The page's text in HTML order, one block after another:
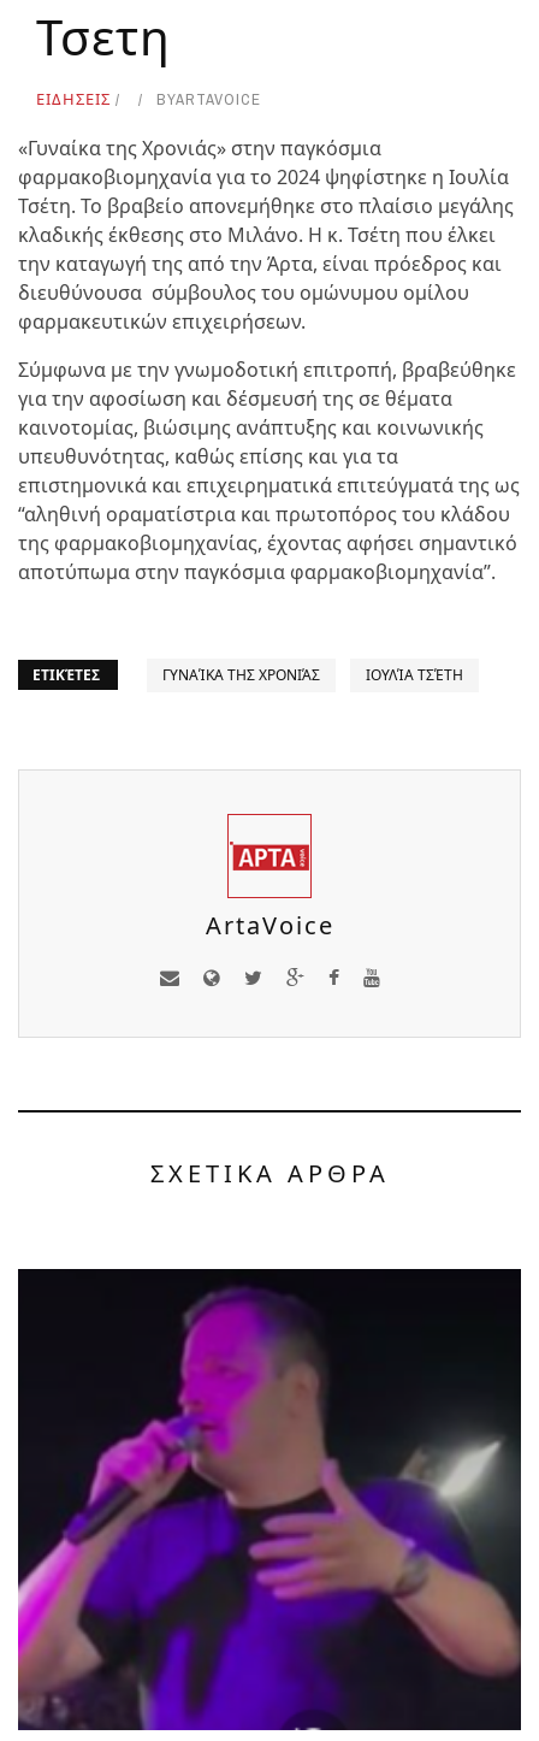
Τσετη
ΕΙΔΗΣΕΙΣ BYARTAVOICE
«Γυναίκα της Χρονιάς» στην παγκόσμια
φαρμακοβιομηχανία για το 2024 ψηφίστηκε η Ιουλία
Τσέτη. Το βραβείο απονεμήθηκε στο πλαίσιο μεγάλης
κλαδικής έκθεσης στο Μιλάνο. Η κ. Τσέτη που έλκει
την καταγωγή της από την Άρτα, είναι πρόεδρος και
διευθύνουσα σύμβουλος του ομώνυμου ομίλου
φαρμακευτικών επιχειρήσεων.
Σύμφωνα με την γνωμοδοτική επιτροπή, βραβεύθηκε
για την αφοσίωση και δέσμευσή της σε θέματα
καινοτομίας, βιώσιμης ανάπτυξης και κοινωνικής
υπευθυνότητας, καθώς επίσης και για τα
επιστημονικά και επιχειρηματικά επιτεύγματά της ως
“αληθινή οραματίστρια και πρωτοπόρος του κλάδου
της φαρμακοβιομηχανίας, έχοντας αφήσει σημαντικό
αποτύπωμα στην παγκόσμια φαρμακοβιομηχανία”.
ΕΤΙΚΈΤΕΣ ΓΥΝΑΊΚΑ ΤΗΣ ΧΡΟΝΙΆΣ ΙΟΥΛΊΑ ΤΣΈΤΗ
ArtaVoice
ΣΧΕΤΙΚΑ ΑΡΘΡΑ